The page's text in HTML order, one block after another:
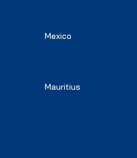
Mexico
Mauritius